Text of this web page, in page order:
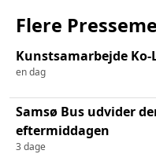
Flere
Kunstsamarbejde
en dag
Samsø Bus udvider
eftermiddagen
3 dage